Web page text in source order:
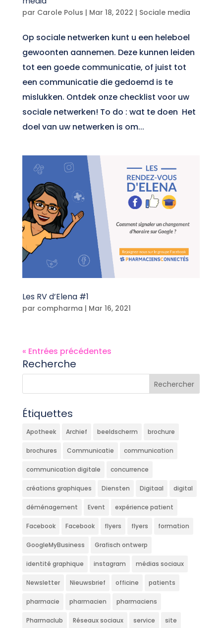
par Carole Polus | Mar 18, 2022 | Sociale media
Op sociale netwerken kunt u een heleboel
gewoonten aannemen. Deze kunnen leiden
tot een goede communicatie, of juist tot
een communicatie die gedoemd is te
mislukken. Ontdek onze checklist voor uw
sociale netwerken! To do : wat te doen Het
doel van uw netwerken is om...
Les RV d’Elena #1
par compharma | Mar 16, 2021
« Entrées précédentes
Recherche
Étiquettes
Apotheek Archief beeldscherm brochure
brochures Communicatie communication
communication digitale concurrence
créations graphiques Diensten Digitaal digital
déménagement Event expérience patient
Facebook Facebook flyers flyers formation
GoogleMyBusiness Grafisch ontwerp
identité graphique instagram médias sociaux
Newsletter Nieuwsbrief officine patients
pharmacie pharmacien pharmaciens
Pharmaclub Réseaux sociaux service site